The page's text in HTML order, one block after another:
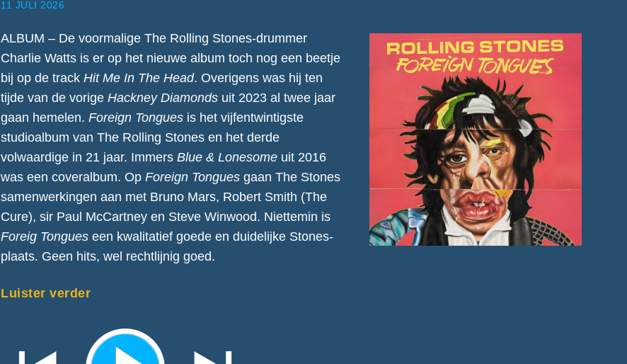
11 JULI 2026
ALBUM – De voormalige The Rolling Stones-drummer
Charlie Watts is er op het nieuwe album toch nog een beetje
bij op de trackHit Me In The Head. Overigens was hij ten
tijde van de vorigeHackney Diamonds uit 2023 al twee jaar
gaan hemelen.Foreign Tongues is het vijfentwintigste
studioalbum van The Rolling Stones en het derde
volwaardige in 21 jaar. ImmersBlue & Lonesome uit 2016
was een coveralbum. OpForeign Tonguesgaan The Stones
samenwerkingen aan met Bruno Mars, Robert Smith (The
Cure), sir Paul McCartney en Steve Winwood. Niettemin is
Foreig Tongueseen kwalitatief goede en duidelijke Stones-
plaats. Geen hits, wel rechtlijnig goed.
Luister verder